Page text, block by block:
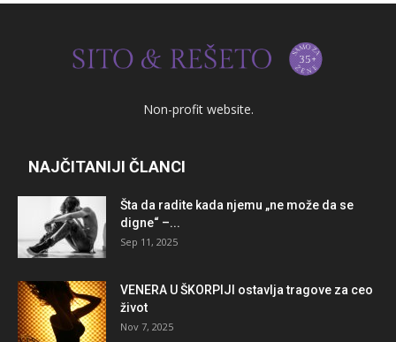
Non-profit website.
NAJČITANIJI ČLANCI
Šta da radite kada njemu „ne može da se
digne“ –...
Sep 11, 2025
VENERA U ŠKORPIJI ostavlja tragove za ceo
život
Nov 7, 2025